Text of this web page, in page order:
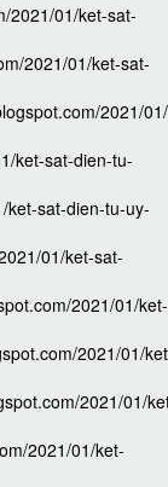
2021/01/ket-sat-
2021/01/ket-sat-
2021/
ket-sat-dien-tu-
ket-sat-dien-tu-uy-
01/ket-sat-
2021/01/ket-
2021/01/
2021/01/
2021/01/ket-